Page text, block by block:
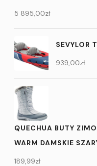
5 895,00zł
SEVYLOR
939,00zł
QUECHUA BUTY
WARM DAMSKIE
189,99zł